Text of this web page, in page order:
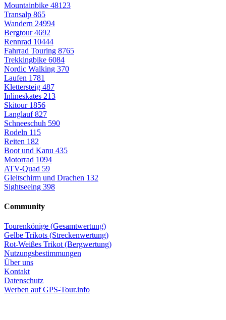
Mountainbike 48123
Transalp 865
Wandern 24994
Bergtour4692
Rennrad 10444
Fahrrad Touring 8765
Trekkingbike 6084
Nordic Walking 370
Laufen 1781
Klettersteig 487
Inlineskates 213
Skitour 1856
Langlauf827
Schneeschuh 590
Rodeln 115
Reiten 182
Boot und Kanu 435
Motorrad 1094
ATV-Quad 59
Gleitschirm und Drachen 132
Sightseeing 398
Community
Tourenkönige (Gesamtwertung)
Gelbe Trikots (Streckenwertung)
Rot-Weißes Trikot (Bergwertung)
Nutzungsbestimmungen
Über uns
Kontakt
Datenschutz
Werben auf GPS-Tour.info